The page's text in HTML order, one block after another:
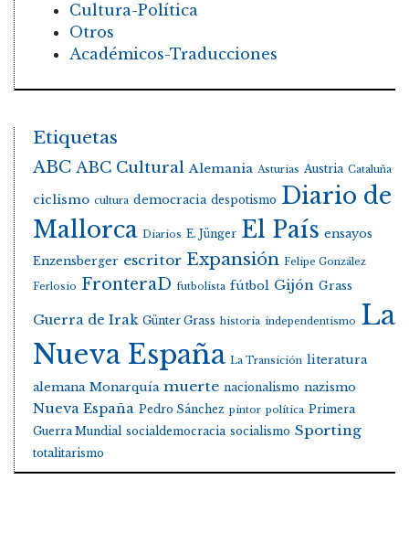
Cultura-Política
Otros
Académicos-Traducciones
Etiquetas
ABC ABC Cultural Alemania Asturias Austria Cataluña
ciclismo cultura democracia despotismo Diario de
Mallorca Diarios E. Jünger El País ensayos
Enzensberger escritor Expansión Felipe González
Ferlosio FronteraD futbolista fútbol Gijón Grass
Guerra de Irak Günter Grass historia independentismo La
Nueva España La Transición literatura
alemana Monarquía muerte nacionalismo nazismo
Nueva España Pedro Sánchez pintor política Primera
Guerra Mundial socialdemocracia socialismo Sporting
totalitarismo